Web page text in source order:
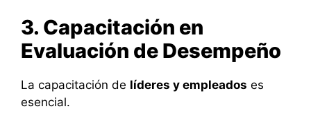
3. Capacitación en
Evaluación de Desempeño
La capacitación de líderes y empleados es
esencial.